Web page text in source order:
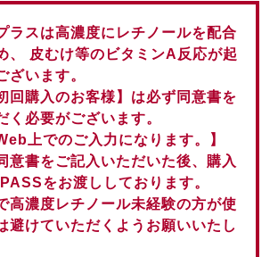
ラスは高濃度にレチノールを配合
、 皮むけ等のビタミンA反応が起
ざいます。
回購入のお客様】は必ず同意書を
く必要がございます。
上でのご入力になります。】
意書をご記入いただいた後、購入
をお渡ししております。
高濃度レチノール未経験の方が使
避けていただくようお願いいたし